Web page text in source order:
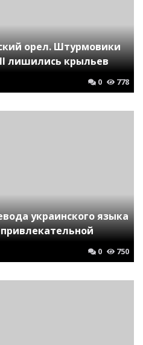
орел. Штурмовики
лишились крыльев
0 778
украинского языка
0 750